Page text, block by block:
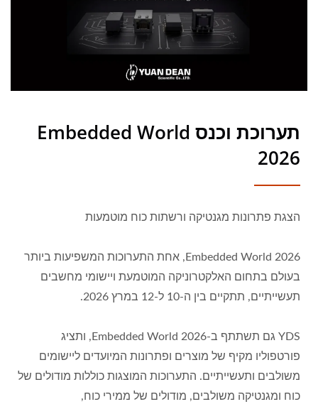
תערוכת וכנס Embedded World
2026
הצגת פתרונות מגנטיקה ורשתות כוח מוטמעות
Embedded World 2026, אחת התערוכות המשפיעות ביותר
בעולם בתחום האלקטרוניקה המוטמעת ויישומי מחשבים
תעשייתיים, תתקיים בין ה-10 ל-12 במרץ 2026.
YDS גם תשתתף ב-Embedded World 2026, ותציג
פורטפוליו מקיף של מוצרים ופתרונות המיועדים ליישומים
משולבים ותעשייתיים. התערוכות המוצגות כוללות מודולים של
כוח ומגנטיקה משולבים, מודולים של ממירי כוח,